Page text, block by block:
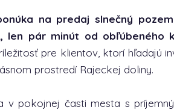
na predaj slnečný
len pár minút od obľúbeného
pre klientov, ktorí hľadajú
prostredí Rajeckej doliny.
v pokojnej časti mesta s